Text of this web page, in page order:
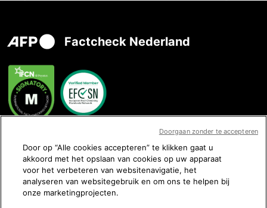
Factcheck Nederland
Neem contact met ons op
Door op “Alle cookies accepteren” te klikken gaat u
akkoord met het opslaan van cookies op uw apparaat
voor het verbeteren van websitenavigatie, het
analyseren van websitegebruik en om ons te helpen bij
onze marketingprojecten.
Doorgaan zonder te accepteren